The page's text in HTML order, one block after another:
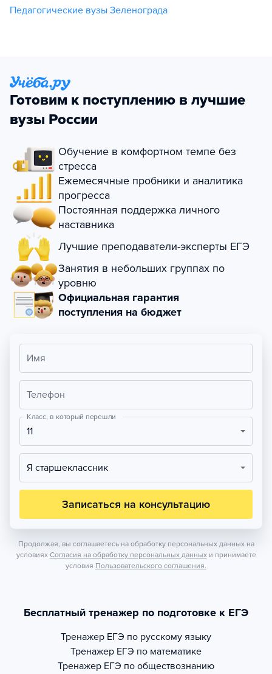
Педагогические вузы Зеленограда
Готовим к поступлению в лучшие
вузы России
Обучение в комфортном темпе без
стресса
Ежемесячные пробники и аналитика
прогресса
Постоянная поддержка личного
наставника
Лучшие преподаватели-эксперты ЕГЭ
Занятия в небольших группах по
уровню
Официальная гарантия
поступления на бюджет
Имя
Телефон
Класс, в который перешли
11
Я старшеклассник
Записаться на консультацию
Продолжая, вы соглашаетесь на обработку персональных данных на
условиях Согласия на обработку персональных данных и принимаете
условия Пользовательского соглашения.
Бесплатный тренажер по подготовке к ЕГЭ
Тренажер ЕГЭ по русскому языку
Тренажер ЕГЭ по математике
Тренажер ЕГЭ по обществознанию